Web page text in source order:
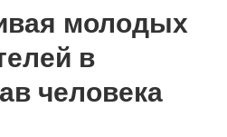
молодых
в
человека